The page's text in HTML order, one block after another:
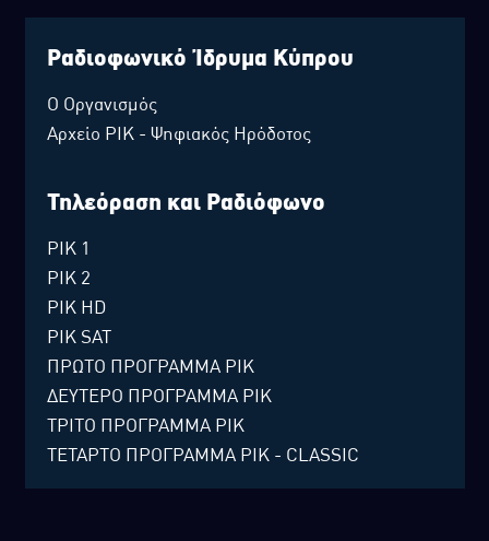
Ραδιοφωνικό Ίδρυμα Κύπρου
Ο Οργανισμός
Αρχείο ΡΙΚ - Ψηφιακός Ηρόδοτος
Τηλεόραση και Ραδιόφωνο
ΡΙΚ 1
ΡΙΚ 2
ΡΙΚ HD
ΡΙΚ SAT
ΠΡΩΤΟ ΠΡΟΓΡΑΜΜΑ ΡΙΚ
ΔΕΥΤΕΡΟ ΠΡΟΓΡΑΜΜΑ ΡΙΚ
ΤΡΙΤΟ ΠΡΟΓΡΑΜΜΑ ΡΙΚ
ΤΕΤΑΡΤΟ ΠΡΟΓΡΑΜΜΑ ΡΙΚ - CLASSIC